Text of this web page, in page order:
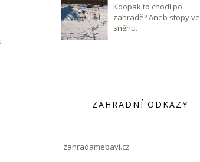
Kdopak to chodí po
zahradě? Aneb stopy ve
sněhu.
ZAHRADNÍ ODKAZY
zahradamebavi.cz